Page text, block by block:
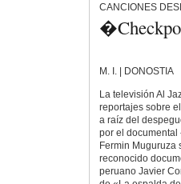
CANCIONES
M. I. | DONOSTIA
La televisión Al
reportajes sobre
a raíz del
por el documental
Fermin Muguruza
reconocido
peruano Javier